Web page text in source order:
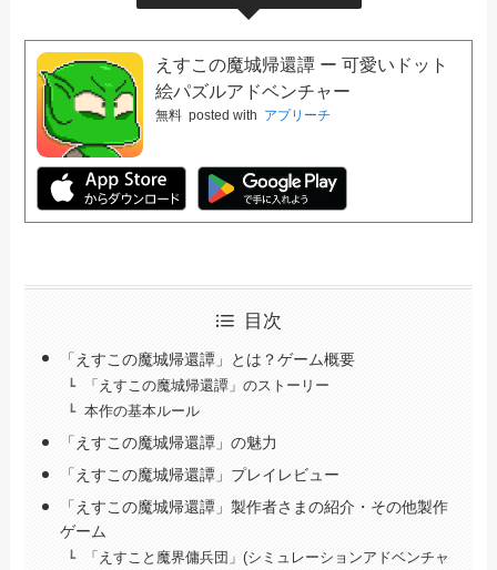
えすこの魔城帰還譚 ー 可愛いドット
絵パズルアドベンチャー
無料 posted with アプリーチ
目次
「えすこの魔城帰還譚」とは？ゲーム概要
「えすこの魔城帰還譚」のストーリー
本作の基本ルール
「えすこの魔城帰還譚」の魅力
「えすこの魔城帰還譚」プレイレビュー
「えすこの魔城帰還譚」製作者さまの紹介・その他製作
ゲーム
「えすこと魔界傭兵団」(シミュレーションアドベンチャ